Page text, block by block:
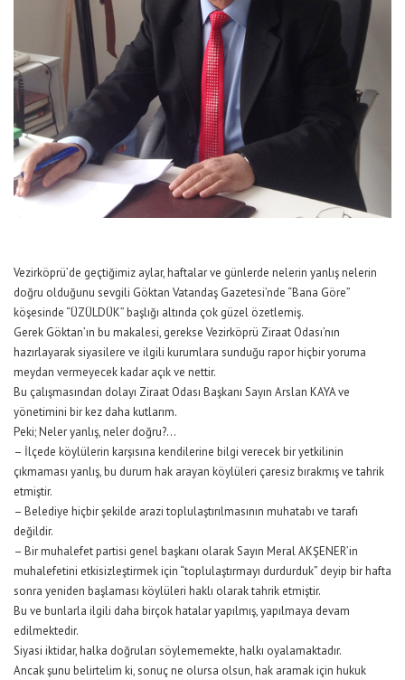
Vezirköprü’de geçtiğimiz aylar, haftalar ve günlerde nelerin yanlış nelerin
doğru olduğunu sevgili Göktan Vatandaş Gazetesi’nde “Bana Göre”
köşesinde “ÜZÜLDÜK” başlığı altında çok güzel özetlemiş.
Gerek Göktan’ın bu makalesi, gerekse Vezirköprü Ziraat Odası’nın
hazırlayarak siyasilere ve ilgili kurumlara sunduğu rapor hiçbir yoruma
meydan vermeyecek kadar açık ve nettir.
Bu çalışmasından dolayı Ziraat Odası Başkanı Sayın Arslan KAYA ve
yönetimini bir kez daha kutlarım.
Peki; Neler yanlış, neler doğru?…
– İlçede köylülerin karşısına kendilerine bilgi verecek bir yetkilinin
çıkmaması yanlış, bu durum hak arayan köylüleri çaresiz bırakmış ve tahrik
etmiştir.
– Belediye hiçbir şekilde arazi toplulaştırılmasının muhatabı ve tarafı
değildir.
– Bir muhalefet partisi genel başkanı olarak Sayın Meral AKŞENER’in
muhalefetini etkisizleştirmek için “toplulaştırmayı durdurduk” deyip bir hafta
sonra yeniden başlaması köylüleri haklı olarak tahrik etmiştir.
Bu ve bunlarla ilgili daha birçok hatalar yapılmış, yapılmaya devam
edilmektedir.
Siyasi iktidar, halka doğruları söylememekte, halkı oyalamaktadır.
Ancak şunu belirtelim ki, sonuç ne olursa olsun, hak aramak için hukuk